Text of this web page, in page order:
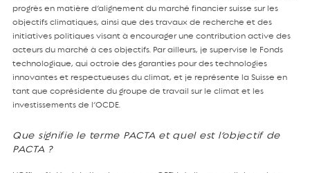
progrès en matière d’alignement du marché financier suisse sur les
objectifs climatiques, ainsi que des travaux de recherche et des
initiatives politiques visant à encourager une contribution active des
acteurs du marché à ces objectifs. Par ailleurs, je supervise le Fonds
technologique, qui octroie des garanties pour des technologies
innovantes et respectueuses du climat, et je représente la Suisse en
tant que coprésidente du groupe de travail sur le climat et les
investissements de l’OCDE.
Que signifie le terme PACTA et quel est l’objectif de
PACTA ?